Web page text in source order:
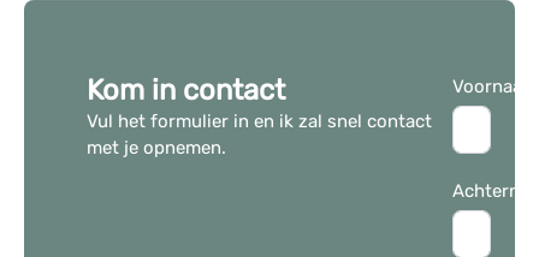
Kom in contact
Vul het formulier in en ik zal snel contact
met je opnemen.
Voornaam